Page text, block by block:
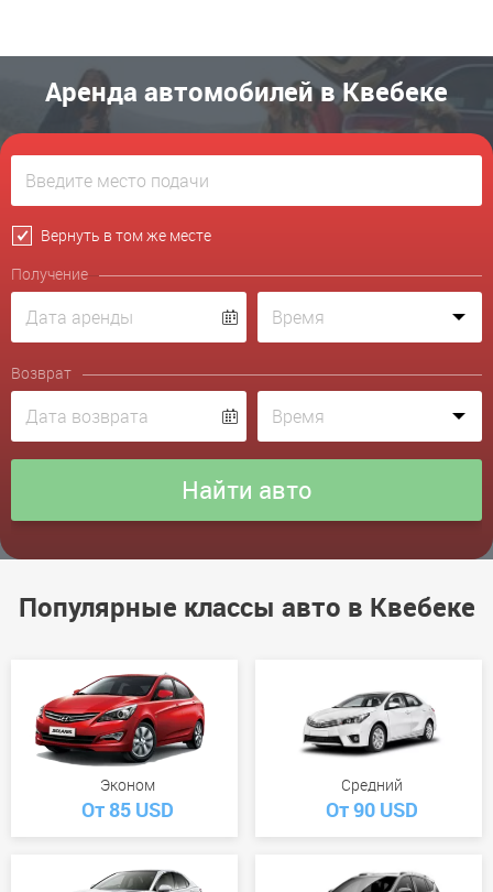
Аренда автомобилей в Квебеке
Вернуть в том же месте
Получение
Возврат
Популярные классы авто в Квебеке
Эконом
От 85 USD
Средний
От 90 USD